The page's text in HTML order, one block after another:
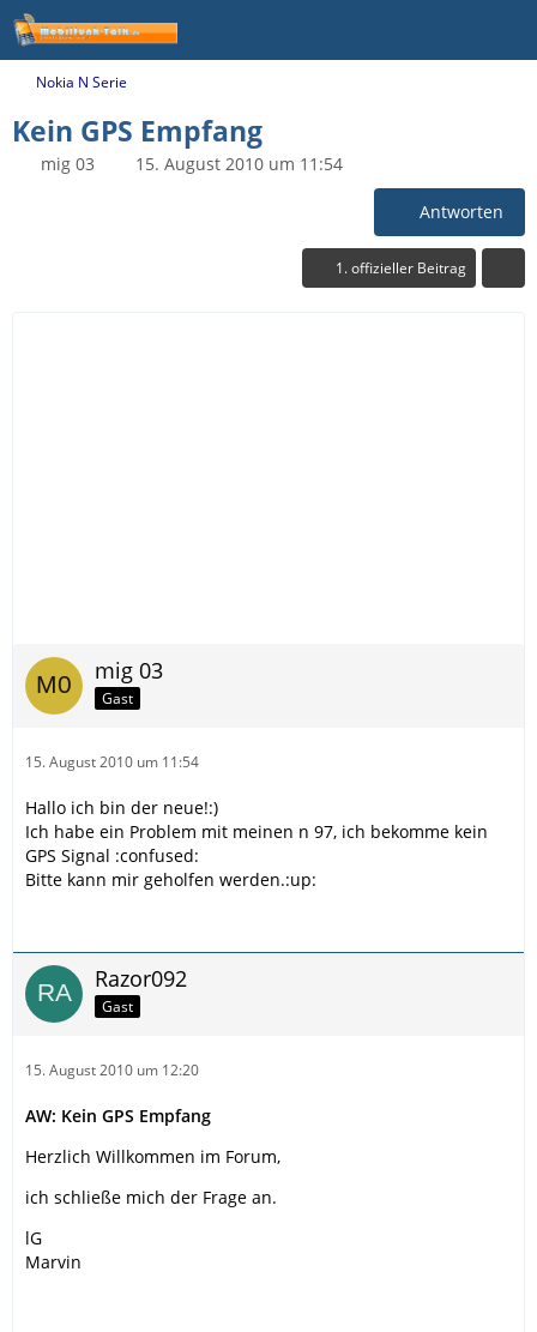
Nokia N Serie
Kein GPS Empfang
mig 03 15. August 2010 um 11:54
Antworten
1. offizieller Beitrag
mig 03
Gast
15. August 2010 um 11:54
Hallo ich bin der neue!:)
Ich habe ein Problem mit meinen n 97, ich bekomme kein
GPS Signal :confused:
Bitte kann mir geholfen werden.:up:
Razor092
Gast
15. August 2010 um 12:20
AW: Kein GPS Empfang
Herzlich Willkommen im Forum,
ich schließe mich der Frage an.
lG
Marvin